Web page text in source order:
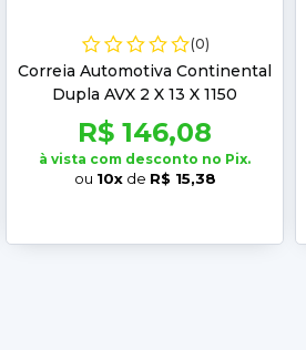
(0)
Correia Automotiva Continental
Dupla AVX 2 X 13 X 1150
R$ 146,08
à vista com desconto no Pix.
ou 10xde R$ 15,38